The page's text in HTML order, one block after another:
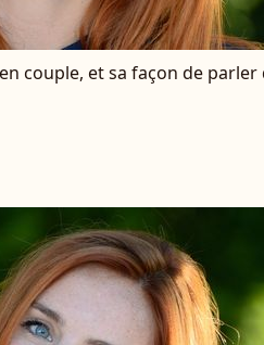
couple, et sa façon de parler